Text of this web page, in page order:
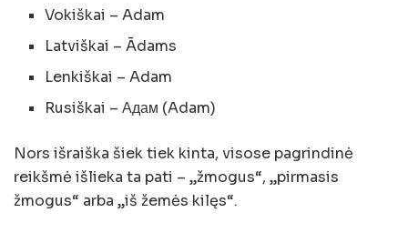
Vokiškai – Adam
Latviškai – Ādams
Lenkiškai – Adam
Rusiškai – Адам (Adam)
Nors išraiška šiek tiek kinta, visose pagrindinė
reikšmė išlieka ta pati – „žmogus“, „pirmasis
žmogus“ arba „iš žemės kilęs“.